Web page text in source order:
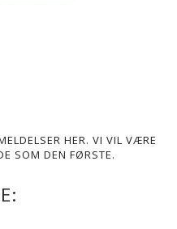
HER. VI VIL VÆRE
SOM DEN FØRSTE.